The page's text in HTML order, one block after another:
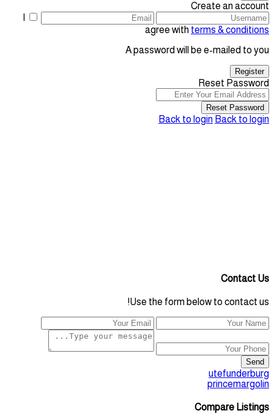
Create an account
agree with terms & conditions
A password will be e-mailed to you
Register
Reset Password
Reset Password
Back to login Back to login
Contact Us
Use the form below to contact us!
Send
utefunderburg
princemargolin
Compare Listings